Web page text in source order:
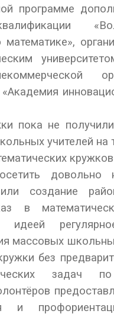
программе
пока не
учителей
или создание
в
идеей
массовых
без
задач
и